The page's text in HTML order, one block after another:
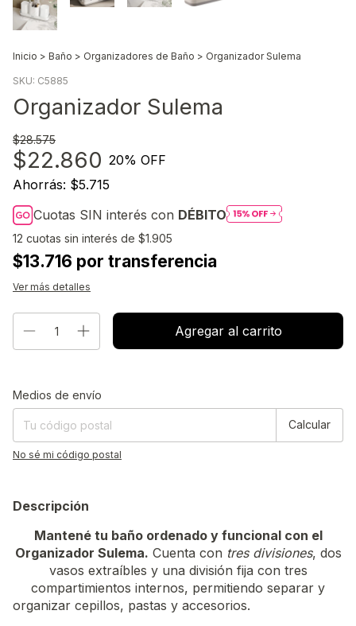
Inicio > Baño > Organizadores de Baño > Organizador Sulema
SKU: C5885
Organizador Sulema
$28.575
$22.860 20% OFF
Ahorrás: $5.715
Cuotas SIN interés con DÉBITO
12 cuotas sin interés de $1.905
$13.716 por transferencia
Ver más detalles
Entregas para el CP:
Medios de envío
Calcular
No sé mi código postal
Descripción
Mantené tu baño ordenado y funcional con el
Organizador Sulema. Cuenta con tres divisiones, dos
vasos extraíbles y una división fija con tres
compartimientos internos, permitiendo separar y
organizar cepillos, pastas y accesorios.